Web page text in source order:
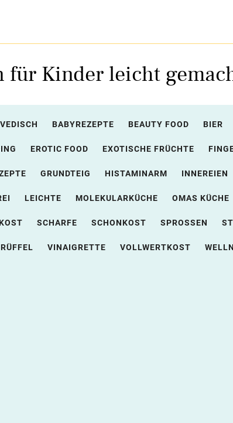
für Kinder leicht
BABYREZEPTE BEAUTY FOOD BIER
EROTIC FOOD EXOTISCHE FRÜCHTE
GRUNDTEIG HISTAMINARM INNEREIEN
LEICHTE MOLEKULARKÜCHE OMAS KÜCHE
SCHARFE SCHONKOST SPROSSEN
VINAIGRETTE VOLLWERTKOST